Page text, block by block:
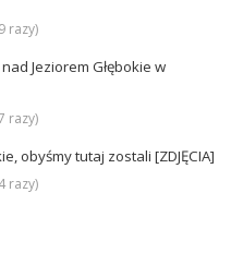
razy)
Jeziorem Głębokie w
razy)
obyśmy tutaj zostali [ZDJĘCIA]
razy)